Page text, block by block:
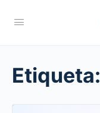
Etiqueta: